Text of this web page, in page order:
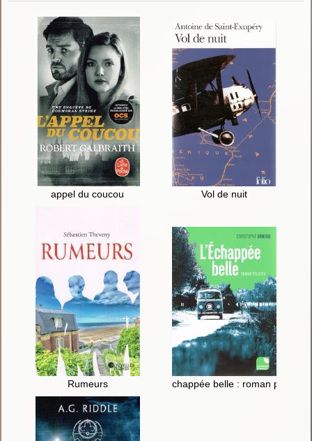
appel du coucou Vol de nuit
Rumeurs chappée belle : roman policier